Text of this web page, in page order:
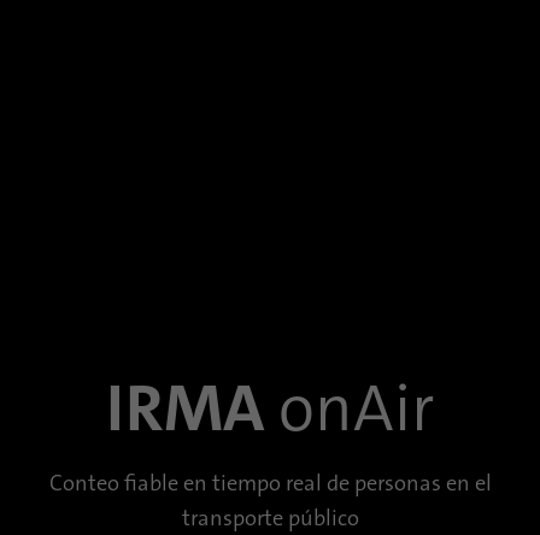
IRMAonAir
Conteo fiable en tiempo real de personas en el
transporte público